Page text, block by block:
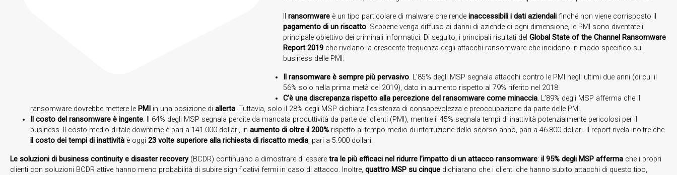
ransomwareè un tipo particolare di malware che rende inaccessibili i dati aziendali finché non viene corrisposto il
pagamento di un riscatto. Sebbene venga diffuso ai danni di aziende di ogni dimensione, le PMI sono diventate il
principale obiettivo dei criminali informatici. Di seguito, i principali risultati del Global State of the Channel Ransomware
Report2019che rivelano la crescente frequenza degli attacchi ransomware che incidono in modo specifico sul
business delle PMI:
Il ransomware è sempre più pervasivo. L’85% degli MSP segnala attacchi contro le PMI negli ultimi due anni (di cui il
56% solo nella prima metà del 2019), dato in aumento rispetto al 79% riferito nel 2018.
C’è una discrepanza rispetto alla percezione del ransomware come minaccia. L’89% degli MSP afferma che il
ransomware dovrebbe mettere le PMI in una posizione di allerta. Tuttavia, solo il 28% degli MSP dichiara l’esistenza di consapevolezza e preoccupazione da parte delle PMI.
Il costo del ransomware è ingente. Il 64% degli MSP segnala perdite da mancata produttività da parte dei clienti (PMI), mentre il 45% segnala tempi di inattività potenzialmente pericolosi per il
business. Il costo medio di tale downtime è pari a 141.000 dollari, in aumento di oltre il 200% rispetto al tempo medio di interruzione dello scorso anno, pari a 46.800 dollari. Il report rivela inoltre che
il costo dei tempi di inattività è oggi 23 volte superiore alla richiesta di riscatto media, pari a 5.900 dollari.
Le soluzioni di business continuity e disaster recovery(BCDR) continuano a dimostrare di essere tra le più efficaci nel ridurre l’impatto di un attacco ransomware: il 95% degli MSP afferma che i propri
clienti con soluzioni BCDR attive hanno meno probabilità di subire significativi fermi in caso di attacco. Inoltre, quattro MSP su cinque dichiarano che i clienti che hanno subito attacchi di questo tipo,